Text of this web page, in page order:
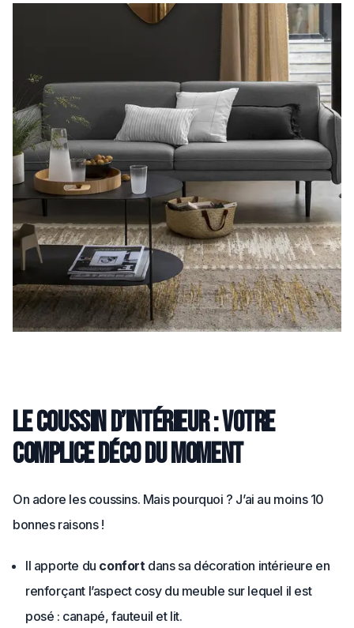
Le coussin d’intérieur : votre
complice déco du moment
On adore les coussins. Mais pourquoi ? J’ai au moins 10
bonnes raisons !
Il apporte du confortdans sa décoration intérieure en
renforçant l’aspect cosy du meuble sur lequel il est
posé : canapé, fauteuil et lit.